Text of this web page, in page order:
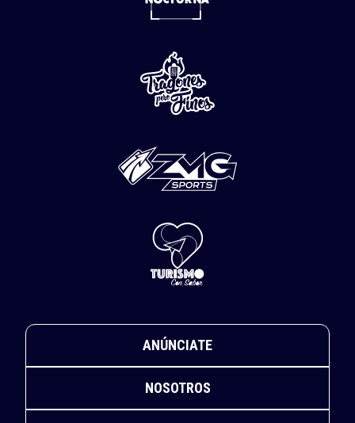
ANÚNCIATE
NOSOTROS